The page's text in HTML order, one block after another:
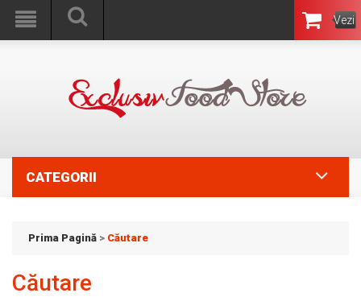
Vezi
Coşul
CATEGORII
Prima Pagină > Căutare
Căutare